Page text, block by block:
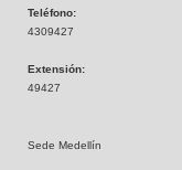
Teléfono:
4309427
Extensión:
49427
Sede Medellín